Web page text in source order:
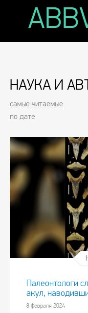
НАУКА И
самые читаемые
по дате
Палеонтологи
акул,
8 февраля 2024